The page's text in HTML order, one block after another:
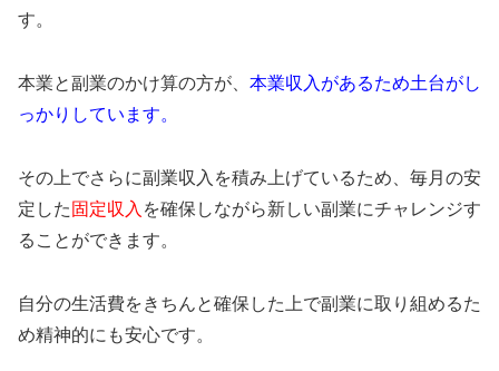
す。
本業と副業のかけ算の方が、 本業収入があるため土台がし
っかりしています。
その上でさらに副業収入を積み上げているため、毎月の安
定した 固定収入 を確保しながら新しい副業にチャレンジす
ることができます。
自分の生活費をきちんと確保した上で副業に取り組めるた
め精神的にも安心です。